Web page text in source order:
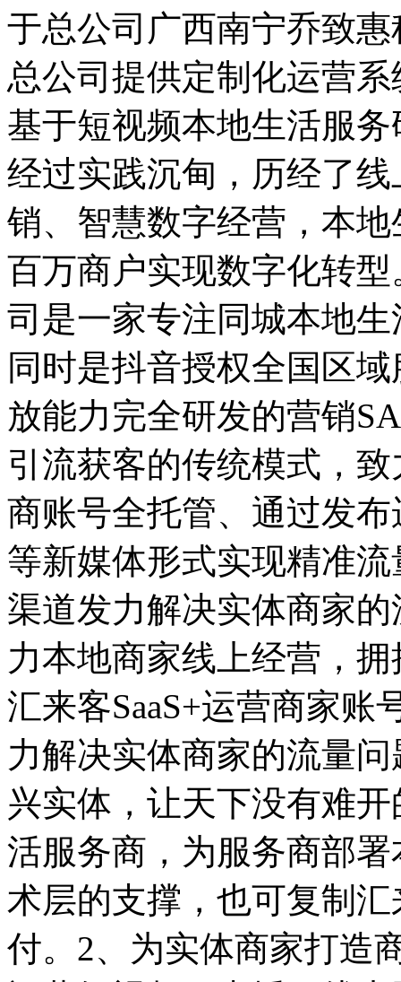
于总公司广西南宁乔致
总公司提供定制化运营
基于短视频本地生活服
经过实践沉甸，历经了
销、智慧数字经营，本
百万商户实现数字化转
司是一家专注同城本地
同时是抖音授权全国区
放能力完全研发的营销
引流获客的传统模式，
商账号全托管、通过发
等新媒体形式实现精准
渠道发力解决实体商家
力本地商家线上经营，
汇来客SaaS+运营商家
力解决实体商家的流量
兴实体，让天下没有难
活服务商，为服务商部
术层的支撑，也可复制
付。2、为实体商家打造